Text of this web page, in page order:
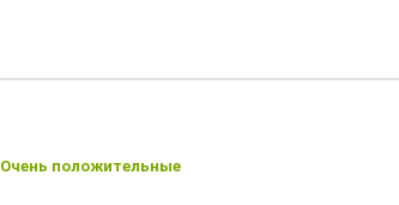
Очень положительные